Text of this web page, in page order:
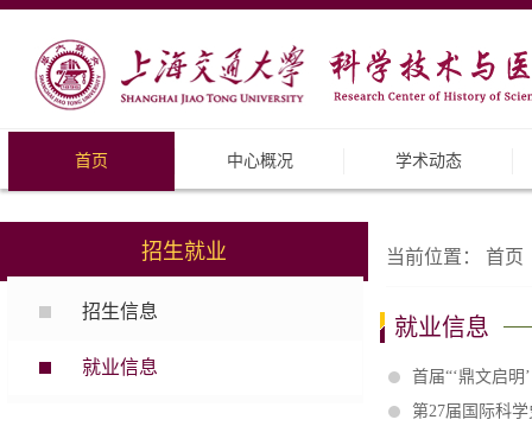
首页 中心概况 学术动态
招生就业
招生信息
就业信息
当前位置： 首页
就业信息
首届“‘鼎文启
第27届国际科